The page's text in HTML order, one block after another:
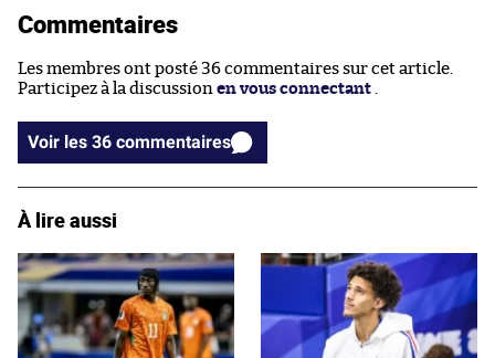
Commentaires
Les membres ont posté 36 commentaires sur cet article.
Participez à la discussion en vous connectant
Voir les 36 commentaires
À lire aussi